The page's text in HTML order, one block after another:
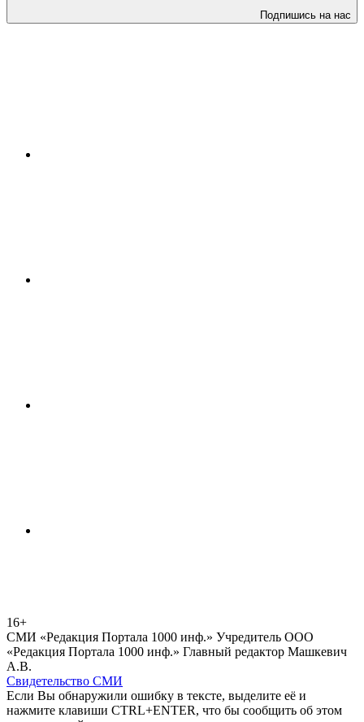
Подпишись на нас
16+
СМИ «Редакция Портала 1000 инф.» Учредитель ООО
«Редакция Портала 1000 инф.» Главный редактор Машкевич
А.В.
Свидетельство СМИ
Если Вы обнаружили ошибку в тексте, выделите её и
нажмите клавиши CTRL+ENTER, что бы сообщить об этом